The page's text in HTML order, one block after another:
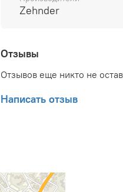
радиатора: 1/2 ; Тип
документ: Гарантийный
Zehnder
Отзывы
Отзывов еще никто не
Написать отзыв